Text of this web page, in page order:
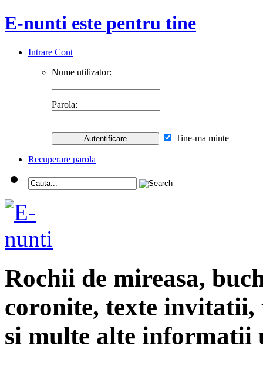
E-nunti este pentru tine
Intrare Cont
Nume utilizator:
Parola:
Tine-ma minte
Recuperare parola
Rochii de mireasa,
coronite, texte
si multe alte informatii